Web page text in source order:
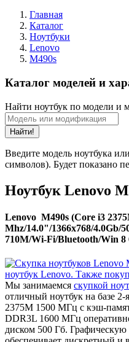
Главная
Каталог
Ноутбуки
Lenovo
M490s
Каталог моделей и
Найти ноутбук по модели и
Найти!
Введите модель ноутбука
символов). Будет показано
Ноутбук Lenovo
Lenovo M490s (Core i3
Mhz/14.0"/1366x768/4.0Gb/
710M/Wi-Fi/Bluetooth/Win 8
Мы занимаемся скупкой
отличный ноутбук на базе 2-
2375M 1500 МГц с кэш-
DDR3L 1600 МГц
диском 500 Гб. Графическую